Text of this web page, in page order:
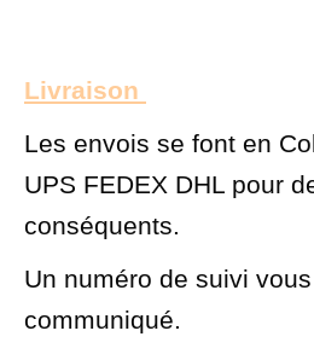
Livraison
Les envois se font en
UPS FEDEX DHL pour
conséquents.
Un numéro de suivi
communiqué.